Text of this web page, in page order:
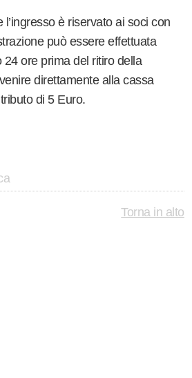
è riservato ai soci con
può essere effettuata
ore prima del ritiro della
direttamente alla cassa
di 5 Euro.
Torna in alto